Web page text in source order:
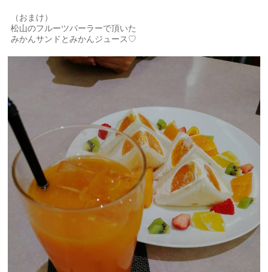
（おまけ）
松山のフルーツパーラーで頂いた
みかんサンドとみかんジュース♡